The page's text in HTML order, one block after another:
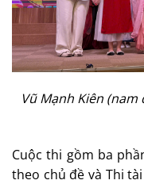
Vũ Mạnh Kiên
Cuộc thi gồm ba
theo chủ đề và Thi